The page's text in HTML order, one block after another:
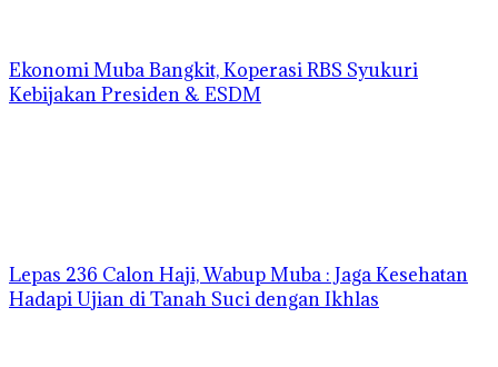
Ekonomi Muba Bangkit, Koperasi RBS Syukuri
Kebijakan Presiden & ESDM
Lepas 236 Calon Haji, Wabup Muba : Jaga Kesehatan
Hadapi Ujian di Tanah Suci dengan Ikhlas